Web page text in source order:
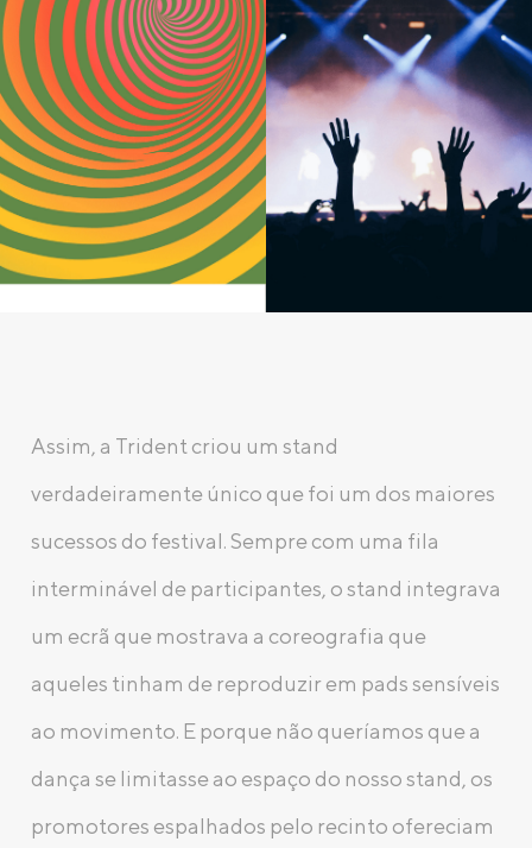
Assim, a Trident criou um stand
verdadeiramente único que foi um dos maiores
sucessos do festival. Sempre com uma fila
interminável de participantes, o stand integrava
um ecrã que mostrava a coreografia que
aqueles tinham de reproduzir em pads sensíveis
ao movimento. E porque não queríamos que a
dança se limitasse ao espaço do nosso stand, os
promotores espalhados pelo recinto ofereciam